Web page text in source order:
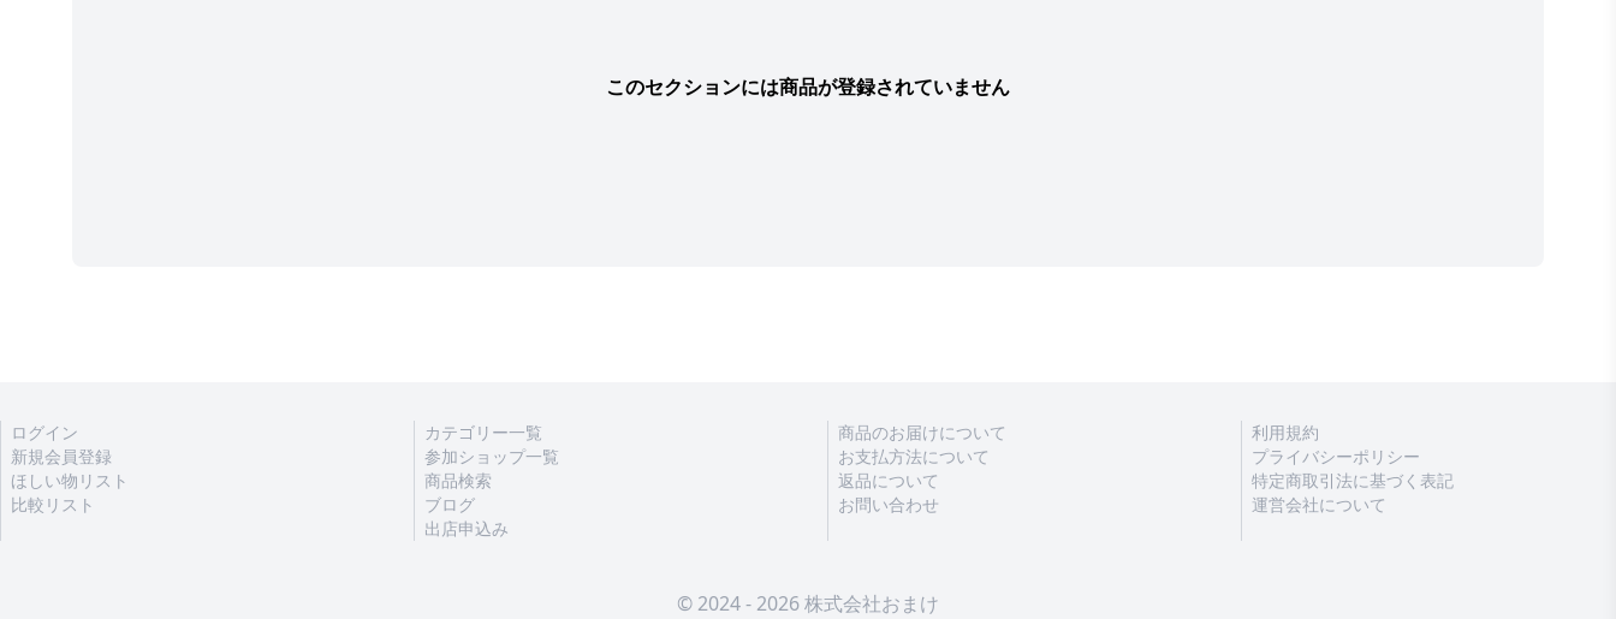
このセクションには商品が登録されていません
ログイン
新規会員登録
ほしい物リスト
比較リスト
カテゴリー一覧
参加ショップ一覧
商品検索
ブログ
出店申込み
商品のお届けについて
お支払方法について
返品について
お問い合わせ
利用規約
プライバシーポリシー
特定商取引法に基づく表記
運営会社について
© 2024 - 2026 株式会社おまけ